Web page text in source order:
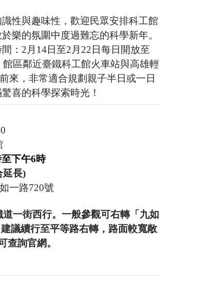
性與趣味性，歡迎民眾安排科工館
樂的氛圍中度過難忘的科學新年。
：2月14日至2月22日每日開放至
區鄰近臺鐵科工館火車站與高雄輕
來，非常適合規劃親子半日或一日
喜的科學探索時光！
下午6時
延長)
一路720號
一街西行。一般參觀可右轉「九如
議續行至平等路右轉，路面較寬敞
查詢官網。